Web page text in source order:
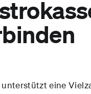
unterstützt eine